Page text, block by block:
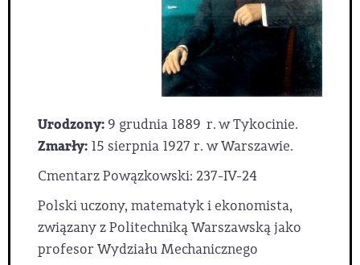
Urodzony: 9 grudnia 1889 r. w Tykocinie.
Zmarły: 15 sierpnia 1927 r. w Warszawie.
Cmentarz Powązkowski: 237-IV-24
Polski uczony, matematyk i ekonomista,
związany z Politechniką Warszawską jako
profesor Wydziału Mechanicznego